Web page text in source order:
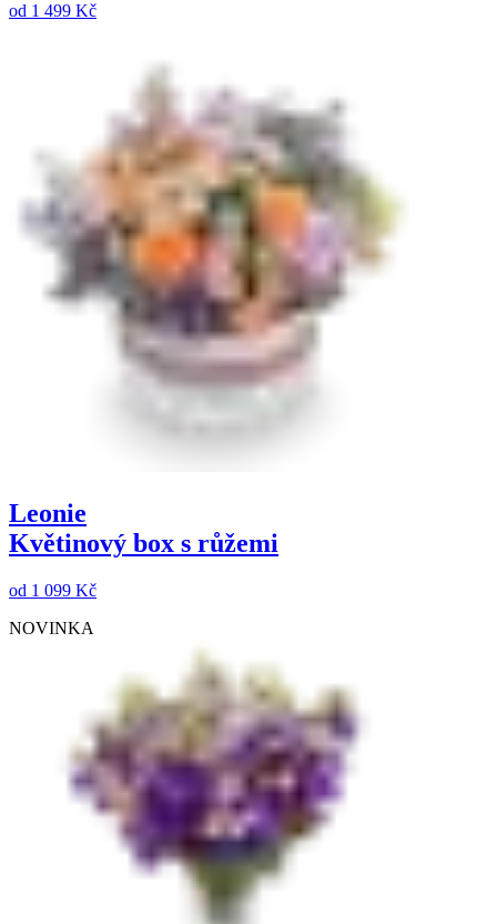
od 1 499 Kč
Leonie
Květinový box s růžemi
od 1 099 Kč
NOVINKA